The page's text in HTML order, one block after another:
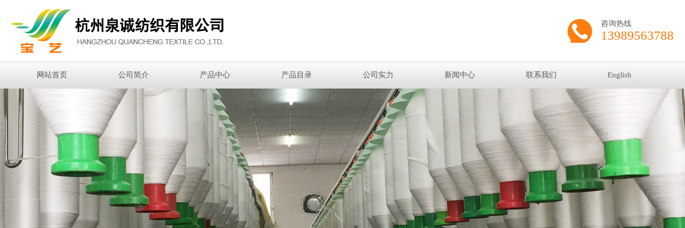
咨询热线
13989563788
网站首页 公司简介 产品中心 产品目录 公司实力 新闻中心 联系我们 English